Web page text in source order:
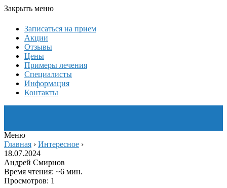
Закрыть меню
Записаться на прием
Акции
Отзывы
Цены
Примеры лечения
Специалисты
Информация
Контакты
Меню
Главная › Интересное ›
18.07.2024
Андрей Смирнов
Время чтения: ~6 мин.
Просмотров: 1